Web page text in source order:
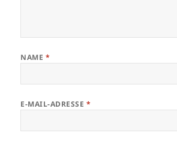
NAME *
E-MAIL-ADRESSE *